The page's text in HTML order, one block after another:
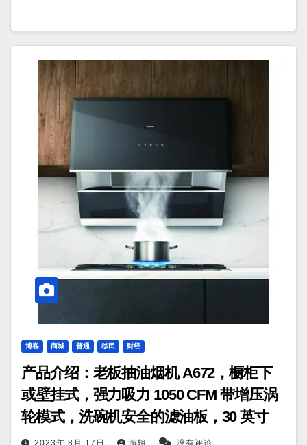
博客 商城 普通 移民 财经
产品介绍：老板抽油烟机 A672，橱柜下
或壁挂式，强力吸力 1050 CFM 带增压涡
轮模式，洗碗机安全的滤油板，30 英寸
2023年 8月 17日 编辑 没有评论